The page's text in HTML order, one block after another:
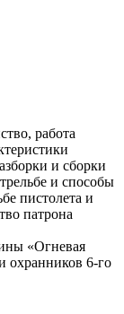
работа
и сборки
и способы
пистолета и
патрона
«Огневая
охранников 6-го